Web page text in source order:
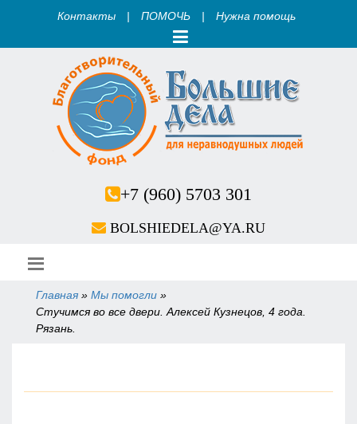
Контакты | ПОМОЧЬ | Нужна помощь
+7 (960) 5703 301
BOLSHIEDELA@YA.RU
Вы здесь
Главная » Мы помогли »
Стучимся во все двери. Алексей Кузнецов, 4 года.
Рязань.